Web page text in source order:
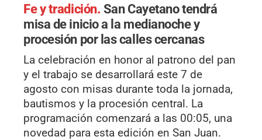
Fe y tradición. San Cayetano tendrá
misa de inicio a la medianoche y
procesión por las calles cercanas
La celebración en honor al patrono del pan
y el trabajo se desarrollará este 7 de
agosto con misas durante toda la jornada,
bautismos y la procesión central. La
programación comenzará a las 00:05, una
novedad para esta edición en San Juan.